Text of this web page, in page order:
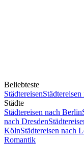
Beliebteste
Städtereisen
Städte
Städtereisen nach Berlin
nach Dresden
KölnStädtereisen nach
Romantik